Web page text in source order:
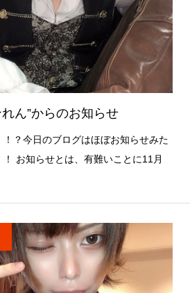
ん”からのお知らせ
！？今日のブログはほぼお知らせみた
！ お知らせとは、有難いことに11月